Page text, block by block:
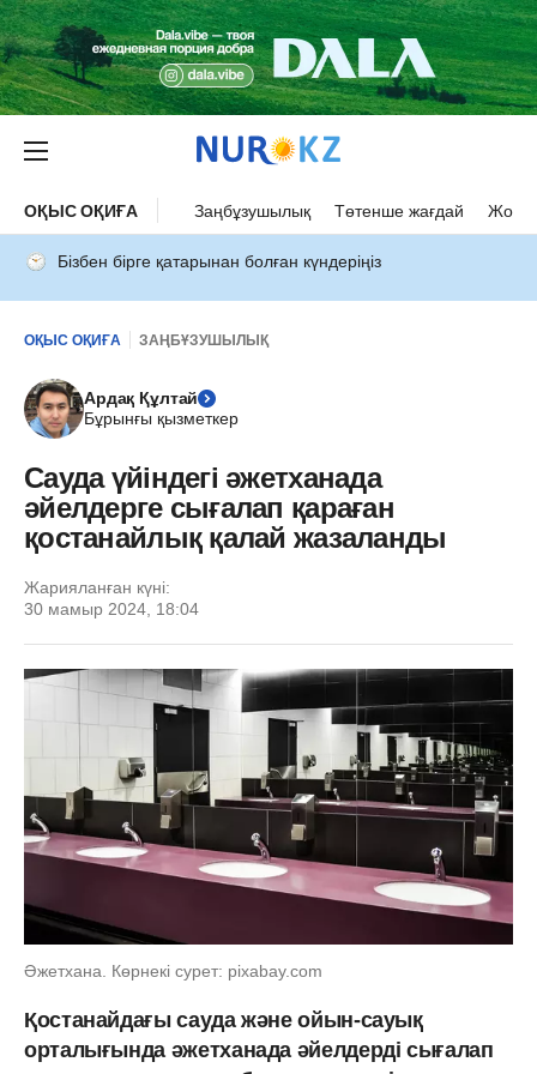
ОҚЫС ОҚИҒА Заңбұзушылық Төтенше жағдай Жол
Бізбен бірге қатарынан болған күндеріңіз
ОҚЫС ОҚИҒА ЗАҢБҰЗУШЫЛЫҚ
Ардақ Құлтай
Бұрынғы қызметкер
Сауда үйіндегі әжетханада
әйелдерге сығалап қараған
қостанайлық қалай жазаланды
Жарияланған күні:
30 мамыр 2024, 18:04
Әжетхана. Көрнекі сурет: pixabay.com
Қостанайдағы сауда және ойын-сауық
орталығында әжетханада әйелдерді сығалап